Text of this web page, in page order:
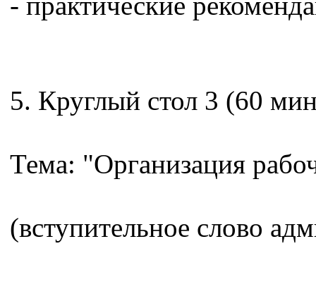
5. Круглый стол 3 (60
Тема: "Организация
(вступительное слово